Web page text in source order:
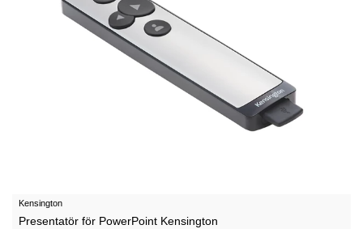
Kensington
Presentatör för PowerPoint Kensington